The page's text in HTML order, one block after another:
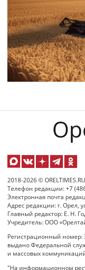
2018-2026 ©
Телефон редакции: +7
Электронная почта
Адрес редакции: г. Орел,
Главный редактор: Е. Н.
Учредитель: ООО
Регистрационный номер:
выдано Федеральной
и массовых
"На информационном